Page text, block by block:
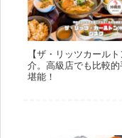
【ザ・リッツカール
介。高級店でも比較
堪能！